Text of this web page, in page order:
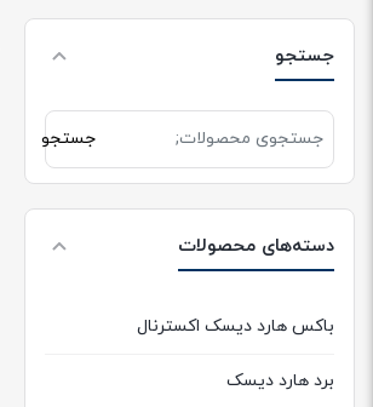
جستجو
برای:
جستجو
دسته‌های محصولات
باکس هارد دیسک اکسترنال
برد هارد دیسک